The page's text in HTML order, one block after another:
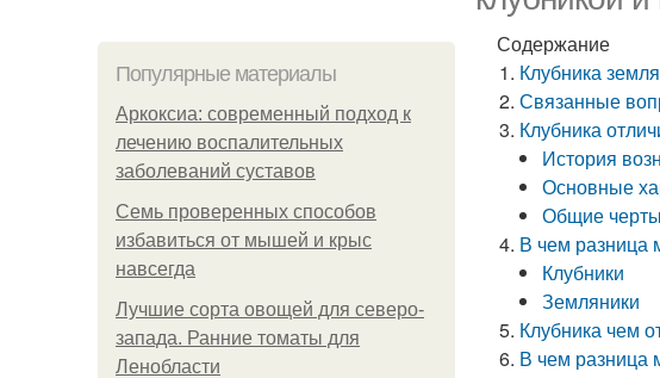
Популярные материалы
Аркоксиа: современный подход к
лечению воспалительных
заболеваний суставов
Семь проверенных способов
избавиться от мышей и крыс
навсегда
Лучшие сорта овощей для северо-
запада. Ранние томаты для
Ленобласти
Содержание
Клубника
Связанные
Клубника
История
Основные
Общие черты
В чем разница
Клубники
Земляники
Клубника чем
В чем разница